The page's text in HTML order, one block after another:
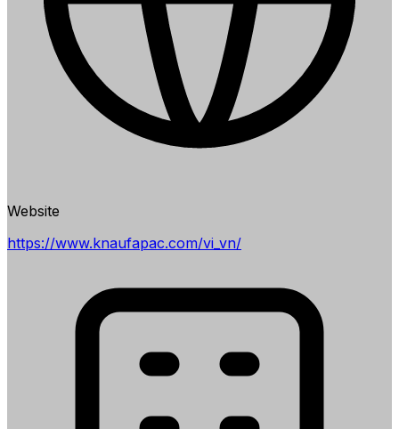
Website
https://www.knaufapac.com/vi_vn/